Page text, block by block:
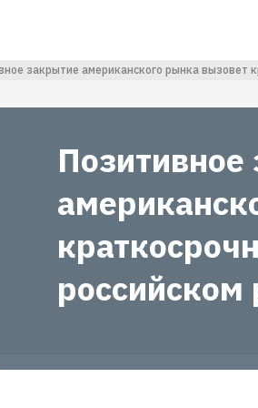
закрытие американского рынка вызовет